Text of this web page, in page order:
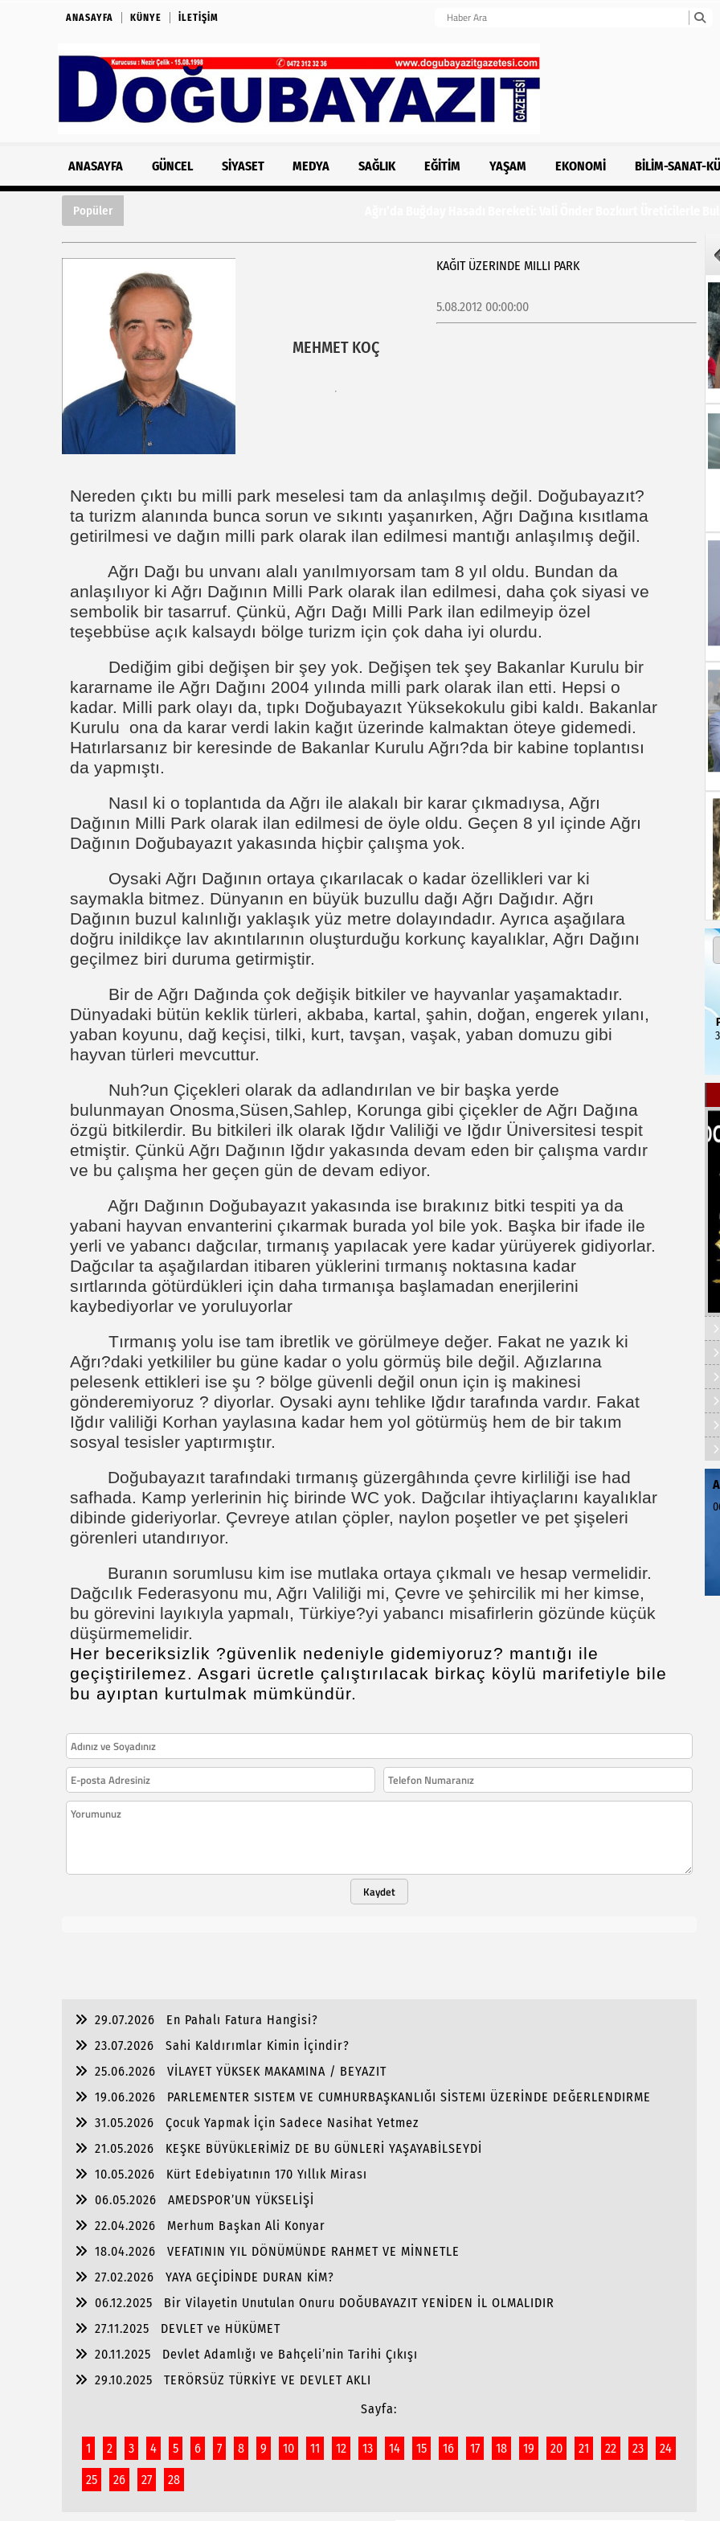
ANASAYFA KÜNYE İLETIŞIM
ANASAYFA GÜNCEL SIYASET MEDYA SAĞLIK EĞITIM YAŞAM EKONOMI BILIM-SANAT-
Popüler
MEHMET KOÇ
KAĞIT ÜZERINDE MILLI PARK
5.08.2012 00:00:00
Nereden çıktı bu milli park meselesi tam da anlaşılmış değil. Doğubayazıt?
ta turizm alanında bunca sorun ve sıkıntı yaşanırken, Ağrı Dağına kısıtlama
getirilmesi ve dağın milli park olarak ilan edilmesi mantığı anlaşılmış değil.
Ağrı Dağı bu unvanı alalı yanılmıyorsam tam 8 yıl oldu. Bundan da
anlaşılıyor ki Ağrı Dağının Milli Park olarak ilan edilmesi, daha çok siyasi ve
sembolik bir tasarruf. Çünkü, Ağrı Dağı Milli Park ilan edilmeyip özel
teşebbüse açık kalsaydı bölge turizm için çok daha iyi olurdu.
Dediğim gibi değişen bir şey yok. Değişen tek şey Bakanlar Kurulu bir
kararname ile Ağrı Dağını 2004 yılında milli park olarak ilan etti. Hepsi o
kadar. Milli park olayı da, tıpkı Doğubayazıt Yüksekokulu gibi kaldı. Bakanlar
Kurulu ona da karar verdi lakin kağıt üzerinde kalmaktan öteye gidemedi.
Hatırlarsanız bir keresinde de Bakanlar Kurulu Ağrı?da bir kabine toplantısı
da yapmıştı.
Nasıl ki o toplantıda da Ağrı ile alakalı bir karar çıkmadıysa, Ağrı
Dağının Milli Park olarak ilan edilmesi de öyle oldu. Geçen 8 yıl içinde Ağrı
Dağının Doğubayazıt yakasında hiçbir çalışma yok.
Oysaki Ağrı Dağının ortaya çıkarılacak o kadar özellikleri var ki
saymakla bitmez. Dünyanın en büyük buzullu dağı Ağrı Dağıdır. Ağrı
Dağının buzul kalınlığı yaklaşık yüz metre dolayındadır. Ayrıca aşağılara
doğru inildikçe lav akıntılarının oluşturduğu korkunç kayalıklar, Ağrı Dağını
geçilmez biri duruma getirmiştir.
Bir de Ağrı Dağında çok değişik bitkiler ve hayvanlar yaşamaktadır.
Dünyadaki bütün keklik türleri, akbaba, kartal, şahin, doğan, engerek yılanı,
yaban koyunu, dağ keçisi, tilki, kurt, tavşan, vaşak, yaban domuzu gibi
hayvan türleri mevcuttur.
Nuh?un Çiçekleri olarak da adlandırılan ve bir başka yerde
bulunmayan Onosma,Süsen,Sahlep, Korunga gibi çiçekler de Ağrı Dağına
özgü bitkilerdir. Bu bitkileri ilk olarak Iğdır Valiliği ve Iğdır Üniversitesi tespit
etmiştir. Çünkü Ağrı Dağının Iğdır yakasında devam eden bir çalışma vardır
ve bu çalışma her geçen gün de devam ediyor.
Ağrı Dağının Doğubayazıt yakasında ise bırakınız bitki tespiti ya da
yabani hayvan envanterini çıkarmak burada yol bile yok. Başka bir ifade ile
yerli ve yabancı dağcılar, tırmanış yapılacak yere kadar yürüyerek gidiyorlar.
Dağcılar ta aşağılardan itibaren yüklerini tırmanış noktasına kadar
sırtlarında götürdükleri için daha tırmanışa başlamadan enerjilerini
kaybediyorlar ve yoruluyorlar
Tırmanış yolu ise tam ibretlik ve görülmeye değer. Fakat ne yazık ki
Ağrı?daki yetkililer bu güne kadar o yolu görmüş bile değil. Ağızlarına
pelesenk ettikleri ise şu ? bölge güvenli değil onun için iş makinesi
gönderemiyoruz ? diyorlar. Oysaki aynı tehlike Iğdır tarafında vardır. Fakat
Iğdır valiliği Korhan yaylasına kadar hem yol götürmüş hem de bir takım
sosyal tesisler yaptırmıştır.
Doğubayazıt tarafındaki tırmanış güzergâhında çevre kirliliği ise had
safhada. Kamp yerlerinin hiç birinde WC yok. Dağcılar ihtiyaçlarını kayalıklar
dibinde gideriyorlar. Çevreye atılan çöpler, naylon poşetler ve pet şişeleri
görenleri utandırıyor.
Buranın sorumlusu kim ise mutlaka ortaya çıkmalı ve hesap vermelidir.
Dağcılık Federasyonu mu, Ağrı Valiliği mi, Çevre ve şehircilik mi her kimse,
bu görevini layıkıyla yapmalı, Türkiye?yi yabancı misafirlerin gözünde küçük
düşürmemelidir.
Her beceriksizlik ?güvenlik nedeniyle gidemiyoruz? mantığı ile
geçiştirilemez. Asgari ücretle çalıştırılacak birkaç köylü marifetiyle bile
bu ayıptan kurtulmak mümkündür.
Kaydet
29.07.2026
En Pahalı Fatura Hangisi?
23.07.2026
Sahi Kaldırımlar Kimin İçindir?
25.06.2026
VİLAYET YÜKSEK MAKAMINA / BEYAZIT
19.06.2026
PARLEMENTER SISTEM VE CUMHURBAŞKANLIĞI SİSTEMI ÜZERİNDE DEĞERLENDIRME
31.05.2026
Çocuk Yapmak İçin Sadece Nasihat Yetmez
21.05.2026
KEŞKE BÜYÜKLERİMİZ DE BU GÜNLERİ YAŞAYABİLSEYDİ
10.05.2026
Kürt Edebiyatının 170 Yıllık Mirası
06.05.2026
AMEDSPOR’UN YÜKSELİŞİ
22.04.2026
Merhum Başkan Ali Konyar
18.04.2026
VEFATININ YIL DÖNÜMÜNDE RAHMET VE MİNNETLE
27.02.2026
YAYA GEÇİDİNDE DURAN KİM?
06.12.2025
Bir Vilayetin Unutulan Onuru DOĞUBAYAZIT YENİDEN İL OLMALIDIR
27.11.2025
DEVLET ve HÜKÜMET
20.11.2025
Devlet Adamlığı ve Bahçeli’nin Tarihi Çıkışı
29.10.2025
TERÖRSÜZ TÜRKİYE VE DEVLET AKLI
Sayfa:
1 2 3 4 5 6 7 8 9 10 11 12 13 14 15 16 17 18 19 20 21 22 23 24
25 26 27 28